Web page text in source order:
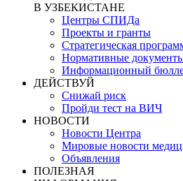
В УЗБЕКИСТАНЕ
Центры СПИДа
Проекты и гранты
Стратегическая
Нормативные
Информационный
ДЕЙСТВУЙ
Снижай риск
Пройди тест на ВИЧ
НОВОСТИ
Новости Центра
Мировые новости
Объявления
ПОЛЕЗНАЯ